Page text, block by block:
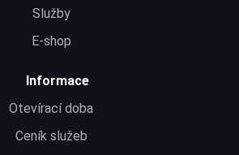
Služby
E-shop
Informace
Otevírací doba
Ceník služeb